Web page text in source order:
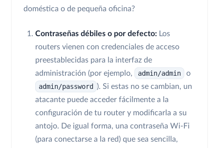
doméstica o de pequeña oficina?
Contraseñas débiles o por defecto: Los
routers vienen con credenciales de acceso
preestablecidas para la interfaz de
administración (por ejemplo,
admin/admin
o
admin/password
). Si estas no se cambian, un
atacante puede acceder fácilmente a la
configuración de tu router y modificarla a su
antojo. De igual forma, una contraseña Wi-Fi
(para conectarse a la red) que sea sencilla,